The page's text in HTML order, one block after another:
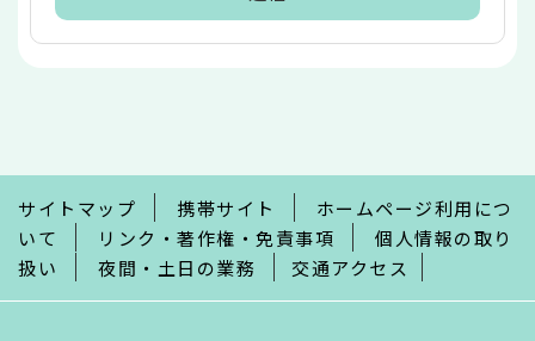
で
サイトマップ 携帯サイト
ホームページ利用につ
いて
リンク・著作権・免責事項
個人情報の取り
扱い
夜間・土日の業務 交通アクセス